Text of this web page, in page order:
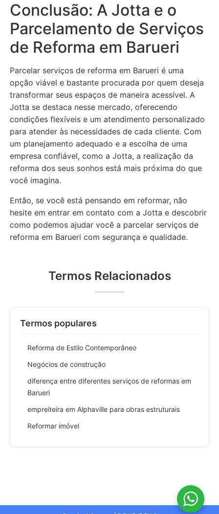
Conclusão: A Jotta e o
Parcelamento de Serviços
de Reforma em Barueri
Parcelar serviços de reforma em Barueri é uma
opção viável e bastante procurada por quem deseja
transformar seus espaços de maneira acessível. A
Jotta se destaca nesse mercado, oferecendo
condições flexíveis e um atendimento personalizado
para atender às necessidades de cada cliente. Com
um planejamento adequado e a escolha de uma
empresa confiável, como a Jotta, a realização da
reforma dos seus sonhos está mais próxima do que
você imagina.
Então, se você está pensando em reformar, não
hesite em entrar em contato com a Jotta e descobrir
como podemos ajudar você a parcelar serviços de
reforma em Barueri com segurança e qualidade.
Termos Relacionados
Termos populares
Reforma de Estilo Contemporâneo
Negócios de construção
diferença entre diferentes serviços de reformas em
Barueri
empreiteira em Alphaville para obras estruturais
Reformar imóvel